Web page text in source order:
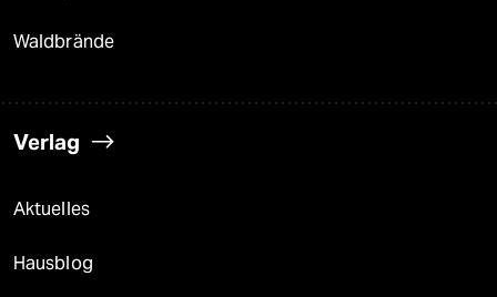
Waldbrände
Verlag
Aktuelles
Hausblog